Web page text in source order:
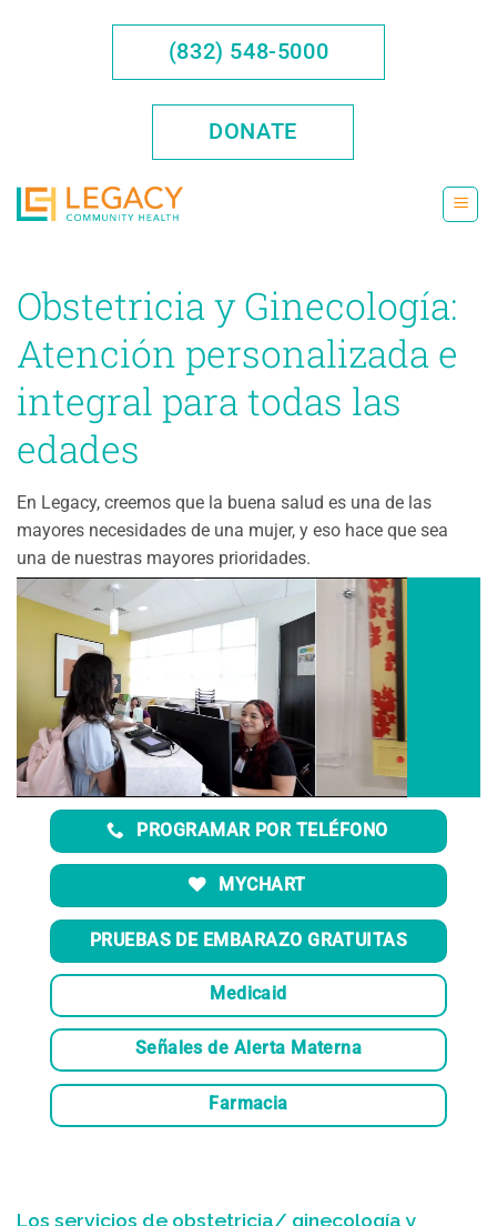
(832) 548-5000
DONATE
Obstetricia y Ginecología:
Atención personalizada e
integral para todas las
edades
En Legacy, creemos que la buena salud es una de las
mayores necesidades de una mujer, y eso hace que sea
una de nuestras mayores prioridades.
PROGRAMAR POR TELÉFONO
MYCHART
PRUEBAS DE EMBARAZO GRATUITAS
Medicaid
Señales de Alerta Materna
Farmacia
Los servicios de obstetricia/ ginecología y